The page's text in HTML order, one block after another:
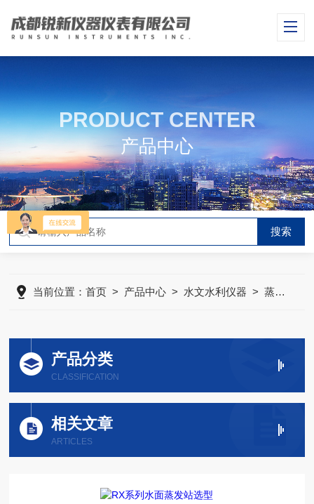
PRODUCT CENTER
产品中心
当前位置：首页 > 产品中心 > 水文水利仪器 >蒸发站
产品分类
CLASSIFICATION
相关文章
ARTICLES